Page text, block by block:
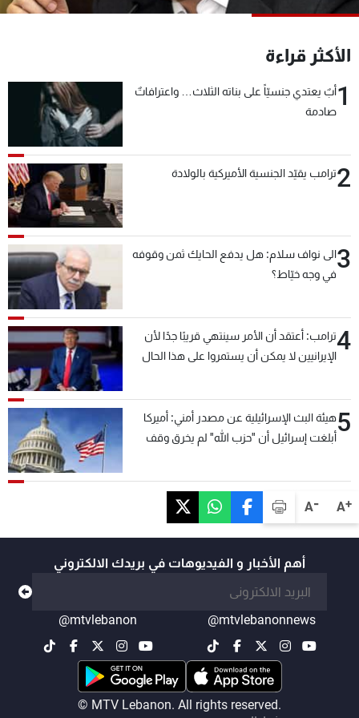
A+
A-
الأكثر قراءة
1أبٌ يعتدي جنسيّاً على بناته الثلاث… واعترافاتٌ
صادمة
2ترامب يقيّد الجنسية الأميركية بالولادة
3الى نواف سلام: هل يدفع الحايك ثمن وقوفه
في وجه خيّاط؟
4ترامب: أعتقد أن الأمر سينتهي قريبًا جدًا لأن
الإيرانيين لا يمكن أن يستمروا على هذا الحال
5هيئة البث الإسرائيلية عن مصدر أمني: أميركا
أبلغت إسرائيل أن "حزب الله" لم يخرق وقف
أهم الأخبار و الفيديوهات في بريدك الالكتروني
@mtvlebanonnews
@mtvlebanon
© MTV Lebanon. All rights reserved.
شاهد البرامج
عن MTV
الإنـتـاج
وظائف
شروط الإسـتخدام